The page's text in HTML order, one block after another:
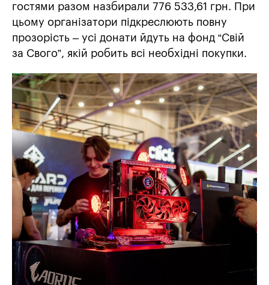
гостями разом назбирали 776 533,61 грн. При
цьому організатори підкреслюють повну
прозорість – усі донати йдуть на фонд “Свій
за Свого”, якій робить всі необхідні покупки.